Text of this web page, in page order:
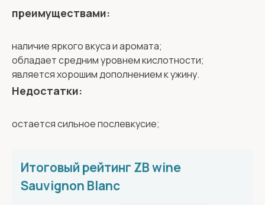
преимуществами:
наличие яркого вкуса и аромата;
обладает средним уровнем кислотности;
является хорошим дополнением к ужину.
Недостатки:
остается сильное послевкусие;
Итоговый рейтинг ZB wine
Sauvignon Blanc